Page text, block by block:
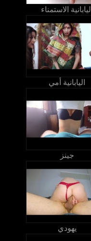
اليابانية الاستمناء
اليابانية أمي
جينز
يهودي